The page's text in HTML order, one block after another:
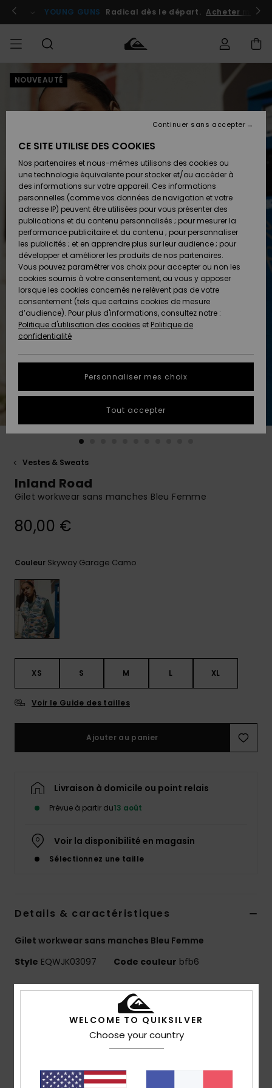
l'information
le
Se connecter / s'inscrire
YOUNG GUNS Radical dès le départ. Acheter
HOMME Vêtements
Chaussures
& Tongs
Surf
Snow
Nouveautés
A
Découvrir
Vêtements
Chaussures
& Tongs
Surf
Snow
Nouveautés
A
Découvrir
FEMME
Shop
A
Découvrir
Snow
SURF
Surf
Shop
Homme
Surf
Shop
Enfant
Highlights
Communauté
SNOW
Snow
Shop
Homme
Snow
Shop
Enfant
Snow
Shop
Femme
A
Découvrir
Communauté
OUTLET
Outlet
Homme
Enfant
Outlet
Femme
AIDE &
CONTACT
Accéder à
commande
Retours
Paiement
Carte
Cadeau
Quiksilver
Freedom
Protection
des
tailles
obtenir la
plus rapide
à votre
Trouvez
des
de
Consulter
la FAQ
MAGASINS
QUIKSILVER
NOUVEAUTÉ
Vestes & Sweats
Inland Road
Gilet workwear sans manches Bleu Femme
80,00 €
Couleur Skyway Garage Camo
XS S M L XL
Voir le Guide des tailles
Ajouter au panier
Livraison à domicile ou point relais
Prévue à partir du13 août
Voir la disponibilité en magasin
Sélectionnez une taille
Details & caractéristiques
Gilet workwear sans manches Bleu Femme
Style EQWJK03097 Code couleur bfb6
Caractéristiques
Matière :toile de coton [410 g/m2]
popeline de coton
poitrine zippée
WELCOME TO QUIKSILVER
Choose your country
CE SITE UTILISE DES COOKIES
Nos partenaires et nous-mêmes utilisons des cookies ou
une technologie équivalente pour stocker et/ou accéder à
des informations sur votre appareil. Ces informations
personnelles (comme vos données de navigation et votre
adresse IP) peuvent être utilisées pour vous présenter des
publications et du contenu personnalisés ; pour mesurer la
performance publicitaire et du contenu ; pour personnaliser
les publicités ; et en apprendre plus sur leur audience ; pour
développer et améliorer les produits de nos partenaires.
Vous pouvez paramétrer vos choix pour accepter ou non les
cookies soumis à votre consentement, ou vous y opposer
lorsque les cookies concernés ne relèvent pas de votre
consentement (tels que certains cookies de mesure
d’audience). Pour plus d'informations, consultez notre :
Politique d'utilisation des cookies et Politique de
confidentialité
Personnaliser mes choix
Continuer sans accepter
Tout accepter